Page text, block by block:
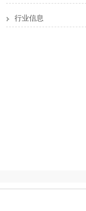
行业信息